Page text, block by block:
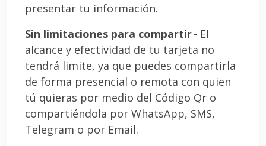
presentar tu información.
Sin limitaciones para compartir- El
alcance y efectividad de tu tarjeta no
tendrá limite, ya que puedes compartirla
de forma presencial o remota con quien
tú quieras por medio del Código Qr o
compartiéndola por WhatsApp, SMS,
Telegram o por Email.